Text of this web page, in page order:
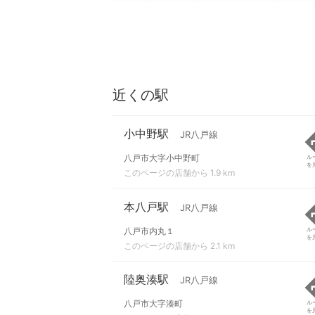
近くの駅
小中野駅 JR八戸線
八戸市大字小中野町
このページの店舗から 1.9 km
ル
を
本八戸駅 JR八戸線
八戸市内丸１
このページの店舗から 2.1 km
ル
を
陸奥湊駅 JR八戸線
八戸市大字湊町
ル
を